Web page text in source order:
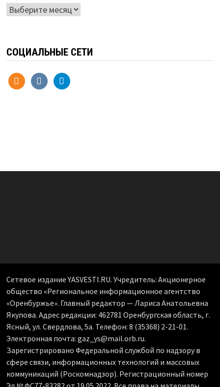
Архивы
СОЦИАЛЬНЫЕ СЕТИ
odnoklassniki
vkontaktetelegram
Сетевое издание YASVESTI.RU. Учредитель: Акционерное
общество «Региональное информационное агентство
«Оренбуржье». Главный редактор — Лариса Анатольевна
Якупова. Адрес редакции: 462781 Оренбургская область, г.
Ясный, ул. Свердлова, 5а. Телефон: 8 (35368) 2-21-01.
Электронная почта: gaz_ys@mail.orb.ru.
Зарегистрировано Федеральной службой по надзору в
сфере связи, информационных технологий и массовых
коммуникаций (Роскомнадзор). Регистрационный номер